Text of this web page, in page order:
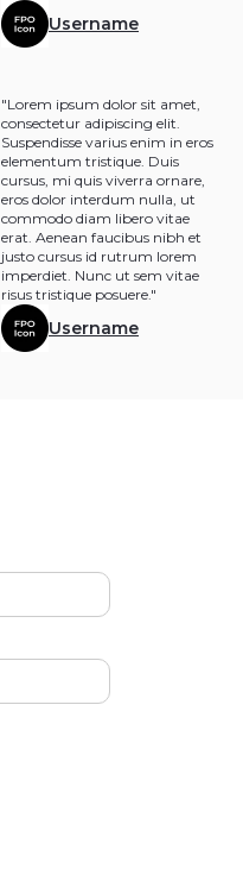
Username
"Lorem ipsum dolor sit amet,
consectetur adipiscing elit.
Suspendisse varius enim in eros
elementum tristique. Duis
cursus, mi quis viverra ornare,
eros dolor interdum nulla, ut
commodo diam libero vitae
erat. Aenean faucibus nibh et
justo cursus id rutrum lorem
imperdiet. Nunc ut sem vitae
risus tristique posuere."
Username